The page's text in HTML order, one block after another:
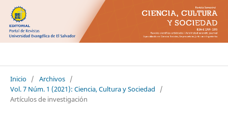
Inicio / Archivos /
Vol. 7 Núm. 1 (2021): Ciencia, Cultura y Sociedad
/
Artículos de investigación